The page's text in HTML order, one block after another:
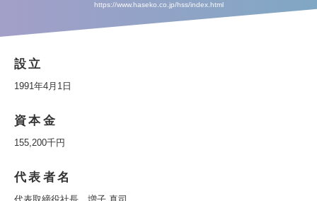
https://www.haseko.co.jp/hss/index.html
設立
1991年4月1日
資本金
155,200千円
代表者名